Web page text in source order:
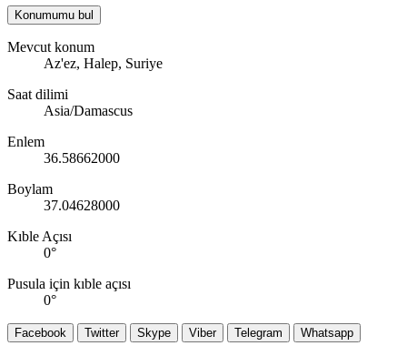
Konumumu bul
Mevcut konum
Az'ez, Halep, Suriye
Saat dilimi
Asia/Damascus
Enlem
36.58662000
Boylam
37.04628000
Kıble Açısı
0°
Pusula için kıble açısı
0°
Facebook Twitter Skype Viber Telegram Whatsapp